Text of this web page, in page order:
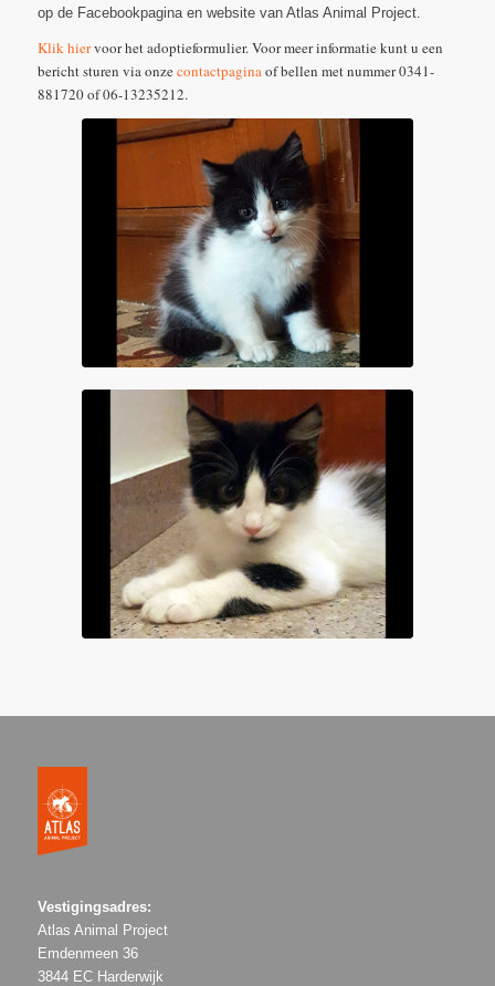
op de Facebookpagina en website van Atlas Animal Project.
Klik hiervoor het adoptieformulier. Voor meer informatie kunt u een
bericht sturen via onzecontactpaginaof bellen met nummer 0341-
881720 of 06-13235212.
Vestigingsadres:
Atlas Animal Project
Emdenmeen 36
3844 EC Harderwijk